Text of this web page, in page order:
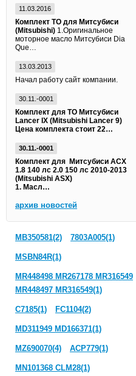
11.03.2016
Комплект ТО для Митсубиси
(Mitsubishi) 1.Оригинальное
моторное масло Митсубиси Dia
Que…
13.03.2013
Начал работу сайт компании.
30.11.-0001
Комплект для ТО Митсубиси
Lancer IX (Mitsubishi Lancer 9)
Цена комплекта стоит 22…
30.11.-0001
Комплект для Митсубиси АСХ
1.8 140 лс 2.0 150 лс 2010-2013
(Mitsubishi ASX)
1. Масл…
архив новостей
MB350581(2) 7803A005(1)
MSBN84R(1)
MR448498 MR267178 MR316549
MR448497 MR316549(1)
C7185(1) FC1104(2)
MD311949 MD166371(1)
MZ690070(4) ACP779(1)
MN101368 CLM28(1)